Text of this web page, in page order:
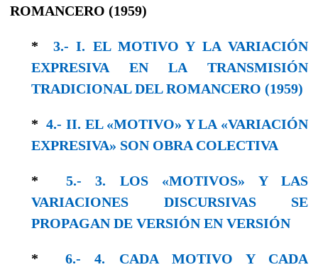
ROMANCERO (1959)
* 3.- I. EL MOTIVO Y LA VARIACIÓN
EXPRESIVA EN LA TRANSMISIÓN
TRADICIONAL DEL ROMANCERO (1959)
*4.- II. EL «MOTIVO» Y LA «VARIACIÓN
EXPRESIVA» SON OBRA COLECTIVA
* 5.- 3. LOS «MOTIVOS» Y LAS
VARIACIONES DISCURSIVAS SE
PROPAGAN DE VERSIÓN EN VERSIÓN
*6.- 4. CADA MOTIVO Y CADA